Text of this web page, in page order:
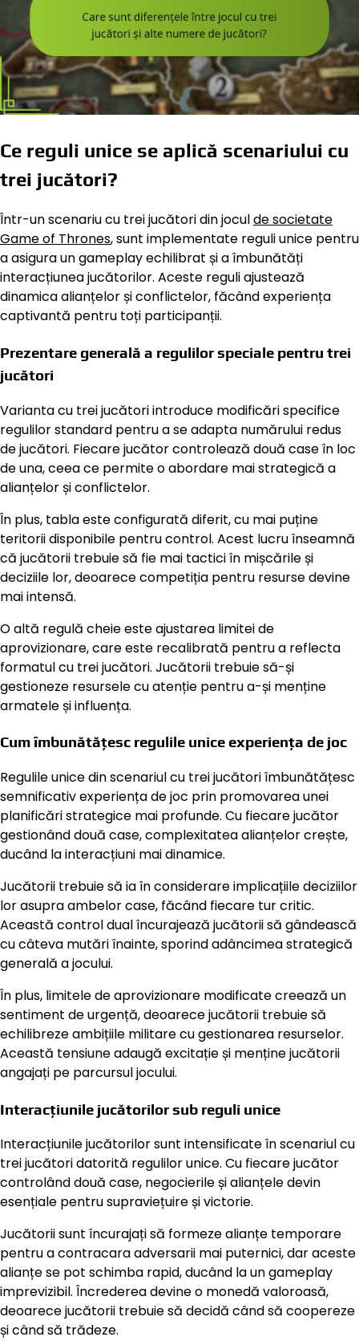
Ce reguli unice se aplică scenariului cu
trei jucători?
Într-un scenariu cu trei jucători din joculde societate
Game of Thrones, sunt implementate reguli unice pentru
a asigura un gameplay echilibrat și a îmbunătăți
interacțiunea jucătorilor. Aceste reguli ajustează
dinamica alianțelor și conflictelor, făcând experiența
captivantă pentru toți participanții.
Prezentare generală a regulilor speciale pentru trei
jucători
Varianta cu trei jucători introduce modificări specifice
regulilor standard pentru a se adapta numărului redus
de jucători. Fiecare jucător controlează două case în loc
de una, ceea ce permite o abordare mai strategică a
alianțelor și conflictelor.
În plus, tabla este configurată diferit, cu mai puține
teritorii disponibile pentru control. Acest lucru înseamnă
că jucătorii trebuie să fie mai tactici în mișcările și
deciziile lor, deoarece competiția pentru resurse devine
mai intensă.
O altă regulă cheie este ajustarea limitei de
aprovizionare, care este recalibrată pentru a reflecta
formatul cu trei jucători. Jucătorii trebuie să-și
gestioneze resursele cu atenție pentru a-și menține
armatele și influența.
Cum îmbunătățesc regulile unice experiența de joc
Regulile unice din scenariul cu trei jucători îmbunătățesc
semnificativ experiența de joc prin promovarea unei
planificări strategice mai profunde. Cu fiecare jucător
gestionând două case, complexitatea alianțelor crește,
ducând la interacțiuni mai dinamice.
Jucătorii trebuie să ia în considerare implicațiile deciziilor
lor asupra ambelor case, făcând fiecare tur critic.
Această control dual încurajează jucătorii să gândească
cu câteva mutări înainte, sporind adâncimea strategică
generală a jocului.
În plus, limitele de aprovizionare modificate creează un
sentiment de urgență, deoarece jucătorii trebuie să
echilibreze ambițiile militare cu gestionarea resurselor.
Această tensiune adaugă excitație și menține jucătorii
angajați pe parcursul jocului.
Interacțiunile jucătorilor sub reguli unice
Interacțiunile jucătorilor sunt intensificate în scenariul cu
trei jucători datorită regulilor unice. Cu fiecare jucător
controlând două case, negocierile și alianțele devin
esențiale pentru supraviețuire și victorie.
Jucătorii sunt încurajați să formeze alianțe temporare
pentru a contracara adversarii mai puternici, dar aceste
alianțe se pot schimba rapid, ducând la un gameplay
imprevizibil. Încrederea devine o monedă valoroasă,
deoarece jucătorii trebuie să decidă când să coopereze
și când să trădeze.